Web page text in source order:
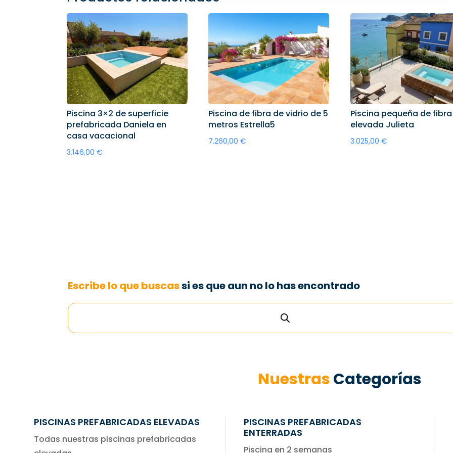
Piscina 3×2 de superficie
prefabricada Daniela en
casa vacacional
3.146,00 €
Piscina de fibra de vidrio de 5
metros Estrella5
7.260,00€
Piscina pequeña de fibra
elevada Julieta
3.025,00 €
Escribe lo que buscassi es que aun no lo has encontrado
NuestrasCategorías
PISCINAS PREFABRICADAS ELEVADAS
Todas nuestras piscinas prefabricadas
PISCINAS PREFABRICADAS
ENTERRADAS
Piscina en 2 semanas